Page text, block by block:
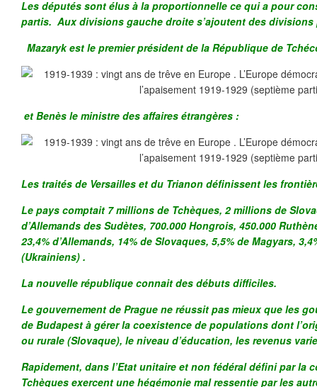
Les députés sont élus à la proportionnelle ce qui a pour
partis. Aux divisions gauche droite s’ajoutent des
Mazaryk est le premier président de la République de
et Benès le ministre des affaires étrangères :
Les traités de Versailles et du Trianon définissent les
Le pays comptait 7 millions de Tchèques, 2 millions de
d’Allemands des Sudètes, 700.000 Hongrois, 450.000
23,4% d’Allemands, 14% de Slovaques, 5,5% de Magyars,
(Ukrainiens) .
La nouvelle république connait des débuts difficiles.
Le gouvernement de Prague ne réussit pas mieux que les
de Budapest à gérer la coexistence de populations dont
ou rurale (Slovaque), le niveau d’éducation, les revenus
Rapidement, dans l’Etat unitaire et non fédéral défini par la
Tchèques exercent une hégémonie mal ressentie par les